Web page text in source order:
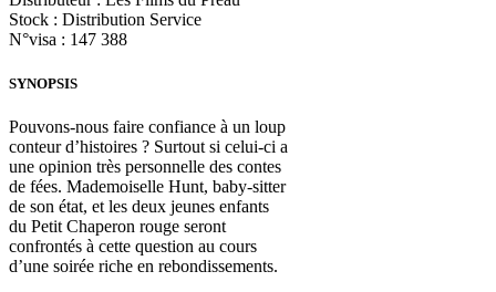
Stock : Distribution Service
N°visa : 147 388
SYNOPSIS
Pouvons-nous faire confiance à un loup
conteur d’histoires ? Surtout si celui-ci a
une opinion très personnelle des contes
de fées. Mademoiselle Hunt, baby-sitter
de son état, et les deux jeunes enfants
du Petit Chaperon rouge seront
confrontés à cette question au cours
d’une soirée riche en rebondissements.